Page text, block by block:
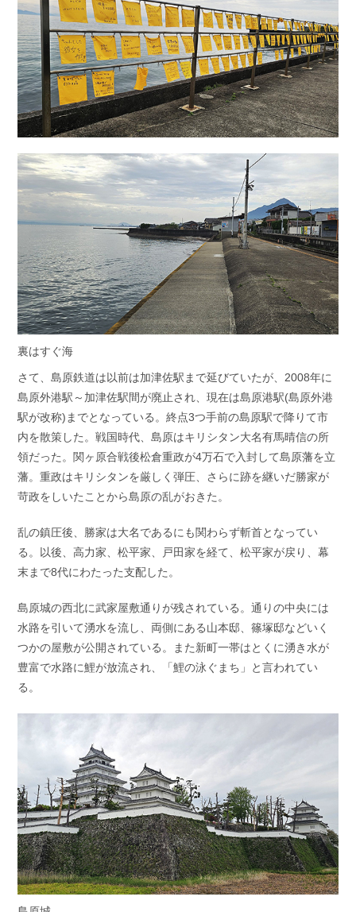
裏はすぐ海
さて、島原鉄道は以前は加津佐駅まで延びていたが、2008年に
島原外港駅～加津佐駅間が廃止され、現在は島原港駅(島原外港
駅が改称)までとなっている。終点3つ手前の島原駅で降りて市
内を散策した。戦国時代、島原はキリシタン大名有馬晴信の所
領だった。関ヶ原合戦後松倉重政が4万石で入封して島原藩を立
藩。重政はキリシタンを厳しく弾圧、さらに跡を継いだ勝家が
苛政をしいたことから島原の乱がおきた。
乱の鎮圧後、勝家は大名であるにも関わらず斬首となってい
る。以後、高力家、松平家、戸田家を経て、松平家が戻り、幕
末まで8代にわたった支配した。
島原城の西北に武家屋敷通りが残されている。通りの中央には
水路を引いて湧水を流し、両側にある山本邸、篠塚邸などいく
つかの屋敷が公開されている。また新町一帯はとくに湧き水が
豊富で水路に鯉が放流され、「鯉の泳ぐまち」と言われてい
る。